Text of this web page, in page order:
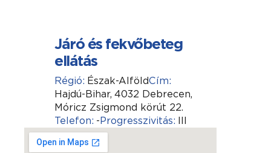
Járó és fekvőbeteg
ellátás
Régió: Észak-AlföldCím:
Hajdú-Bihar, 4032 Debrecen,
Móricz Zsigmond körút 22.
Telefon: -Progresszivitás: III